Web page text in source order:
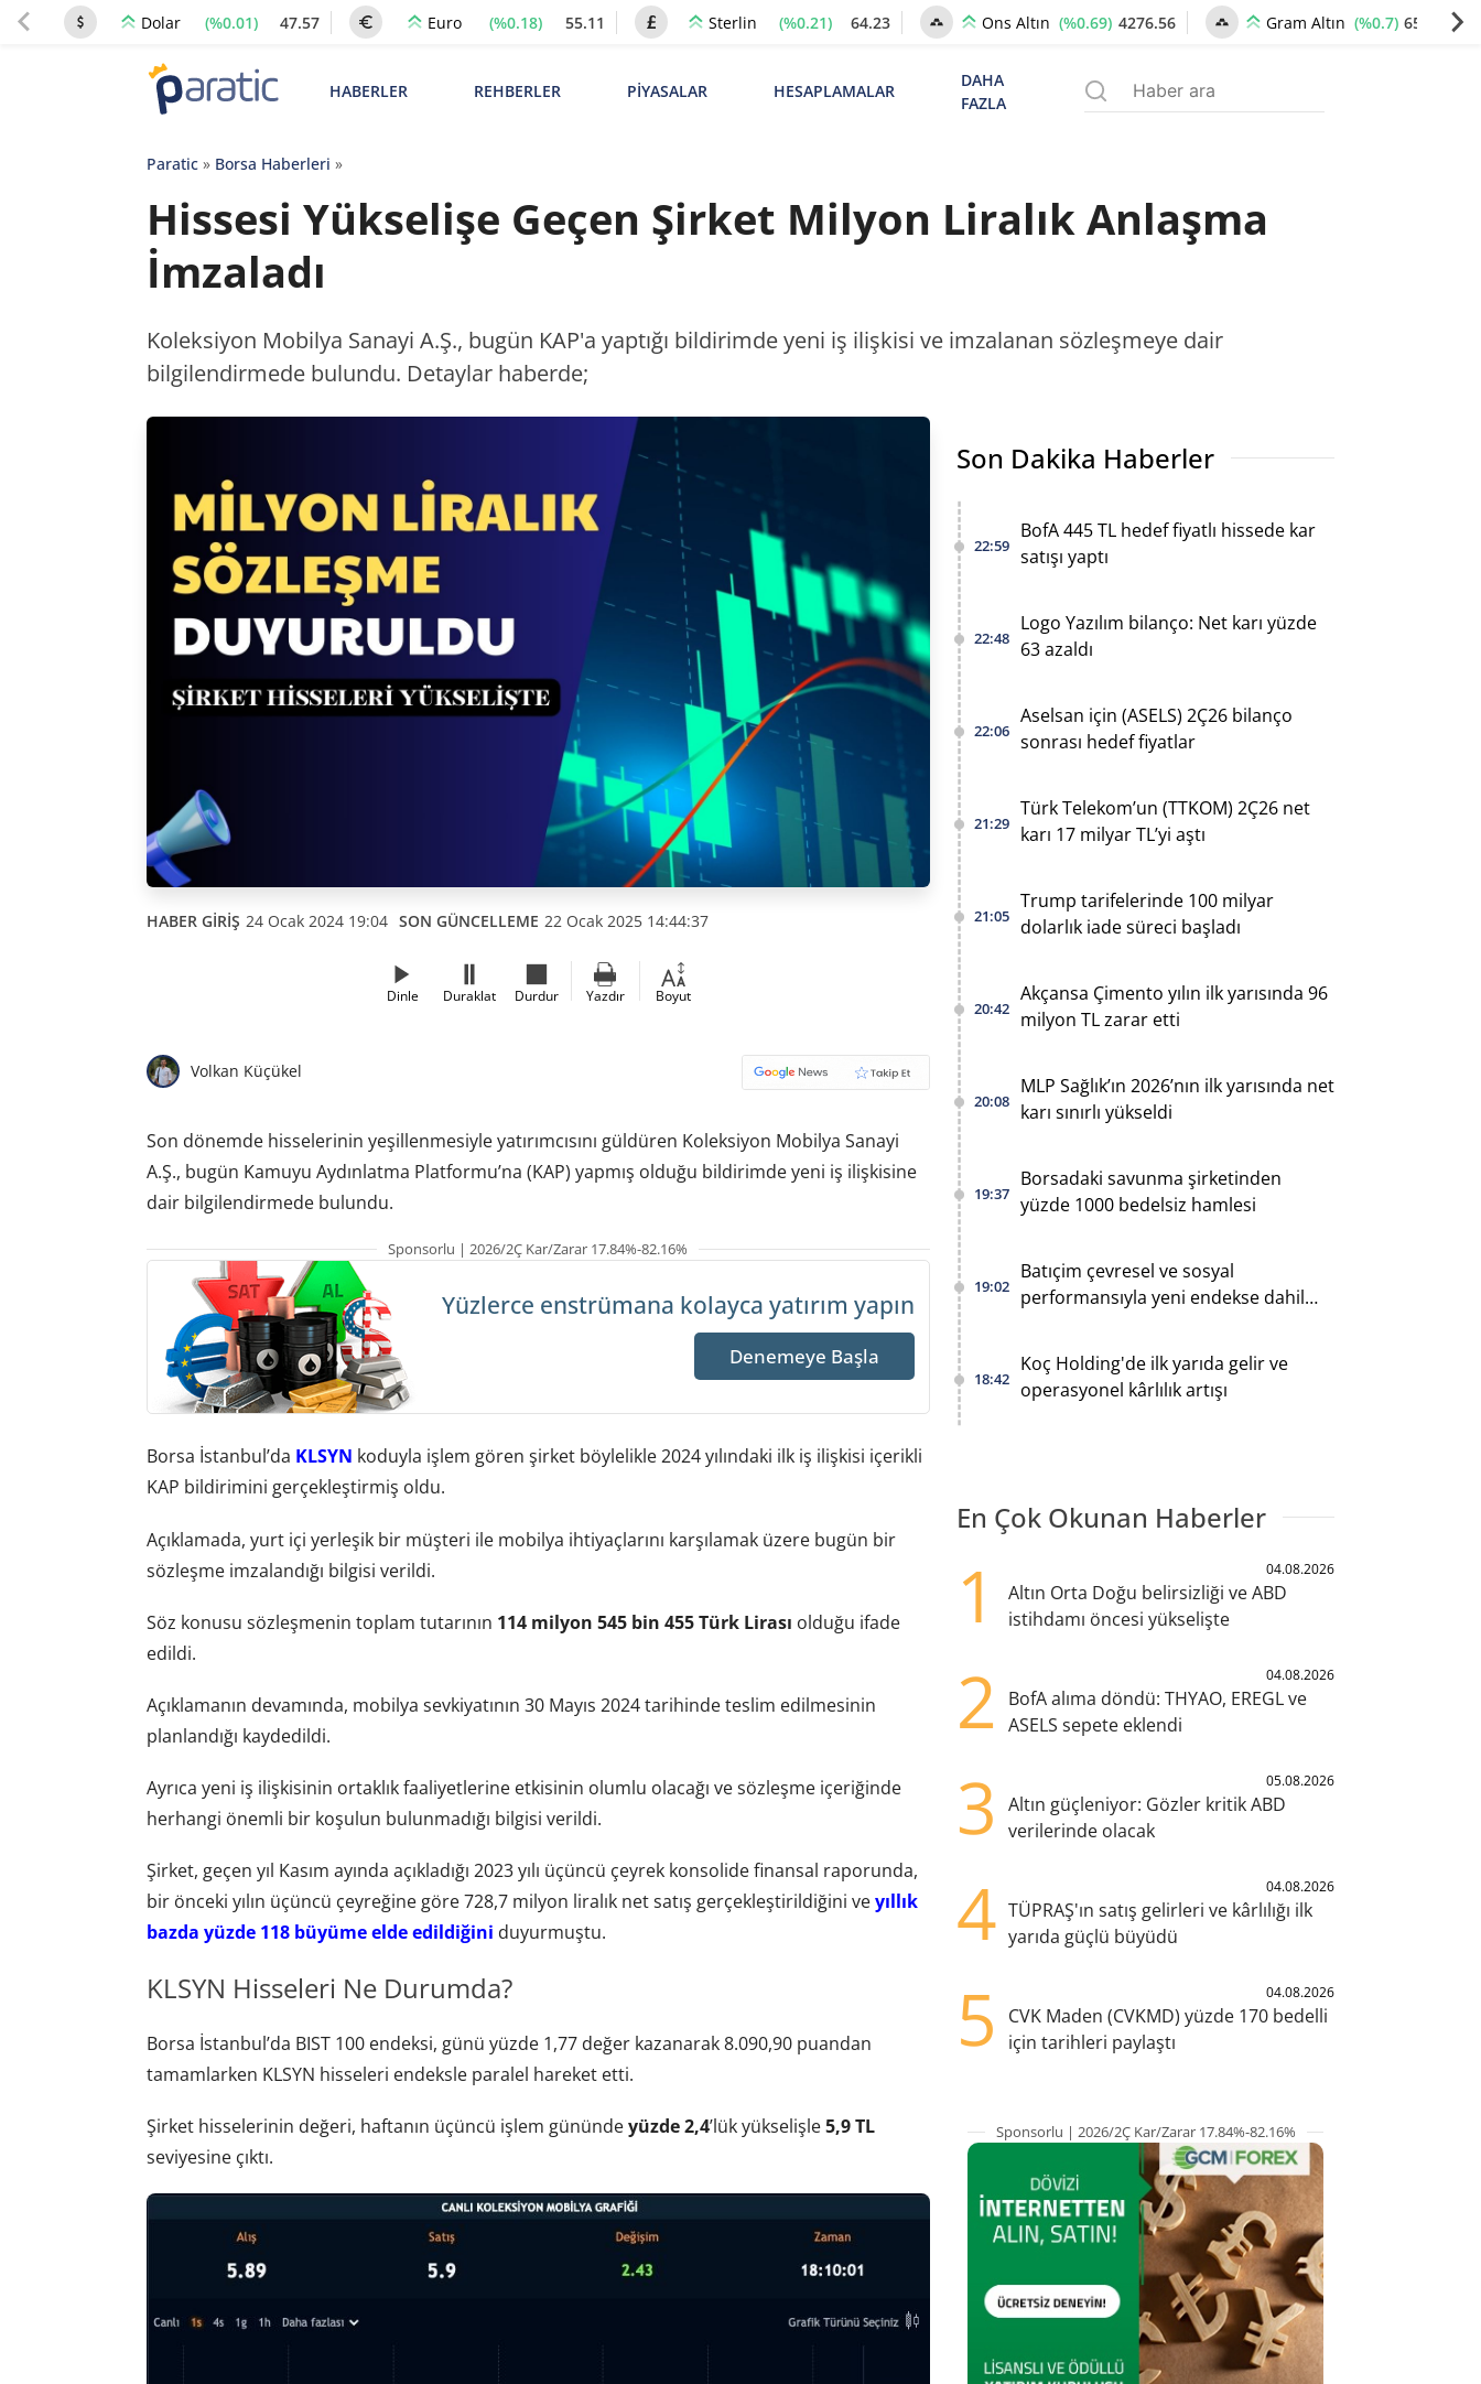
Dolar (%0.01) 47.57 Euro (%0.18) 55.11 Sterlin (%0.21) 64.23 Ons Altın (%0.69) 4276.56 Gram Altın (%0.7) 6541.54
HABERLER REHBERLER PİYASALAR HESAPLAMALAR
DAHA
FAZLA
Paratic» Borsa Haberleri »
Hissesi Yükselişe Geçen Şirket Milyon Liralık Anlaşma
İmzaladı
Koleksiyon Mobilya Sanayi A.Ş., bugün KAP'a yaptığı bildirimde yeni iş ilişkisi ve imzalanan sözleşmeye dair
bilgilendirmede bulundu. Detaylar haberde;
HABER GİRİŞ 24 Ocak 2024 19:04 SON GÜNCELLEME 22 Ocak 2025 14:44:37
Dinle Duraklat Durdur Yazdır Boyut
Volkan Küçükel
Son dönemde hisselerinin yeşillenmesiyle yatırımcısını güldüren Koleksiyon Mobilya Sanayi
A.Ş., bugün Kamuyu Aydınlatma Platformu’na (KAP) yapmış olduğu bildirimde yeni iş ilişkisine
dair bilgilendirmede bulundu.
Sponsorlu | 2026/2Ç Kar/Zarar 17.84%-82.16%
Yüzlerce enstrümana kolayca yatırım yapın
Denemeye Başla
Borsa İstanbul’da KLSYN koduyla işlem gören şirket böylelikle 2024 yılındaki ilk iş ilişkisi içerikli
KAP bildirimini gerçekleştirmiş oldu.
Açıklamada, yurt içi yerleşik bir müşteri ile mobilya ihtiyaçlarını karşılamak üzere bugün bir
sözleşme imzalandığı bilgisi verildi.
Söz konusu sözleşmenin toplam tutarının 114 milyon 545 bin 455 Türk Lirası olduğu ifade
edildi.
Açıklamanın devamında, mobilya sevkiyatının 30 Mayıs 2024 tarihinde teslim edilmesinin
planlandığı kaydedildi.
Ayrıca yeni iş ilişkisinin ortaklık faaliyetlerine etkisinin olumlu olacağı ve sözleşme içeriğinde
herhangi önemli bir koşulun bulunmadığı bilgisi verildi.
Şirket, geçen yıl Kasım ayında açıkladığı 2023 yılı üçüncü çeyrek konsolide finansal raporunda,
bir önceki yılın üçüncü çeyreğine göre 728,7 milyon liralık net satış gerçekleştirildiğini veyıllık
bazda yüzde 118 büyüme elde edildiğini duyurmuştu.
KLSYN Hisseleri Ne Durumda?
Borsa İstanbul’da BIST 100 endeksi, günü yüzde 1,77 değer kazanarak 8.090,90 puandan
tamamlarken KLSYN hisseleri endeksle paralel hareket etti.
Şirket hisselerinin değeri, haftanın üçüncü işlem günündeyüzde 2,4’lük yükselişle5,9 TL
seviyesine çıktı.
Son Dakika Haberler
22:59
BofA 445 TL hedef fiyatlı hissede kar
satışı yaptı
22:48
Logo Yazılım bilanço: Net karı yüzde
63 azaldı
22:06
Aselsan için (ASELS) 2Ç26 bilanço
sonrası hedef fiyatlar
21:29
Türk Telekom’un (TTKOM) 2Ç26 net
karı 17 milyar TL’yi aştı
21:05
Trump tarifelerinde 100 milyar
dolarlık iade süreci başladı
20:42
Akçansa Çimento yılın ilk yarısında 96
milyon TL zarar etti
20:08
MLP Sağlık’ın 2026’nın ilk yarısında net
karı sınırlı yükseldi
19:37
Borsadaki savunma şirketinden
yüzde 1000 bedelsiz hamlesi
19:02
Batıçim çevresel ve sosyal
performansıyla yeni endekse dahil
18:42
Koç Holding'de ilk yarıda gelir ve
operasyonel kârlılık artışı
En Çok Okunan Haberler
1 04.08.2026
Altın Orta Doğu belirsizliği ve ABD
istihdamı öncesi yükselişte
2 04.08.2026
BofA alıma döndü: THYAO, EREGL ve
ASELS sepete eklendi
3 05.08.2026
Altın güçleniyor: Gözler kritik ABD
verilerinde olacak
4 04.08.2026
TÜPRAŞ'ın satış gelirleri ve kârlılığı ilk
yarıda güçlü büyüdü
5 04.08.2026
CVK Maden (CVKMD) yüzde 170 bedelli
için tarihleri paylaştı
Sponsorlu | 2026/2Ç Kar/Zarar 17.84%-82.16%